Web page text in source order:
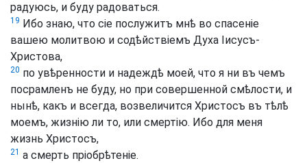
радуюсь, и буду радоваться.
19 Ибо знаю, что сіе послужитъ мнѣ во спасеніе
вашею молитвою и содѣйствіемъ Духа Іисусъ-
Христова,
20 по увѣренности и надеждѣ моей, что я ни въ чемъ
посрамленъ не буду, но при совершенной смѣлости, и
нынѣ, какъ и всегда, возвеличится Христосъ въ тѣлѣ
моемъ, жизнію ли то, или смертію. Ибо для меня
жизнь Христосъ,
21 а смерть пріобрѣтеніе.